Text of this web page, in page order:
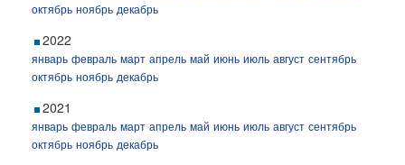
октябрь ноябрь декабрь
2022
январь февраль март апрель май июнь июль август сентябрь
октябрь ноябрь декабрь
2021
январь февраль март апрель май июнь июль август сентябрь
октябрь ноябрь декабрь